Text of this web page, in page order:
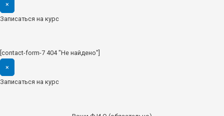
×
Записаться на курс
[contact-form-7 404 "Не найдено"]
×
Записаться на курс